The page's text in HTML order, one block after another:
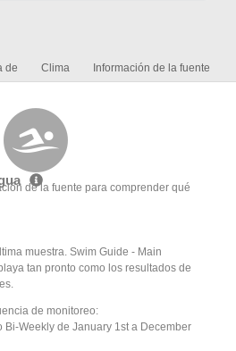
de Clima Información de la fuente
de la fuente para comprender qué
muestra. Swim Guide - Main
tan pronto como los resultados de
de monitoreo:
Bi-Weekly de January 1st a December